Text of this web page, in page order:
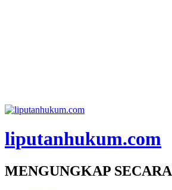
liputanhukum.com
MENGUNGKAP